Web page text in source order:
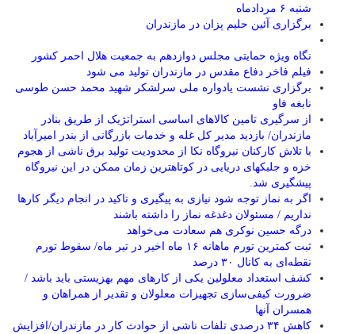
شنبه ۶ مردادماه
برگزاری آئین حلیم پزان در مازندران
نگاه ویژه حمایتی مجلس دوازدهم به جمعیت هلال احمر کشور
فیلم فاخر دفاع مقدس در مازندران تولید می شود
برگزاری نشست یادواره ملی سرلشکر شهید محمد حسن طوسی
نابغه فاو
از سرگیری تامین کالاهای اساسی استراتژیک از طریق بنادر
مازندران/ بازدید مدیر کل غله و خدمات بازرگانی از بندر امیرآباد
با تلاش کارکنان نیروگاه نکا از محدودیت تولید برق ناشی از هجوم
خزه و جلبکهای دریایی در کوتاهترین زمان ممکن در این نیروگاه
پیشگیری شد.
اگر به نماز توجه شود نیازی به پیگیری و تاکید در انجام دیگر کارها
نداریم / مسئولان دغدغه نماز را داشته باشند
درگه حسین نوکری هم سعادت می‌خواهد
ثبت کمترین تورم ماهانه ۱۶ ماه اخیر در تیر ماه/ سقوط تورم
نقطه‌ای به کانال ۳۰ درصد
کشف استعداد معلولین یکی از کارهای مهم بهزیستی باید باشد /
ضرورت کیفی‌سازی تجهیزات معلولان و تقدیر از همراهان و
همسران آنها
کاهش ۳۴ درصدی تلفات ناشی از حوادث كار در مازندران/افزایش